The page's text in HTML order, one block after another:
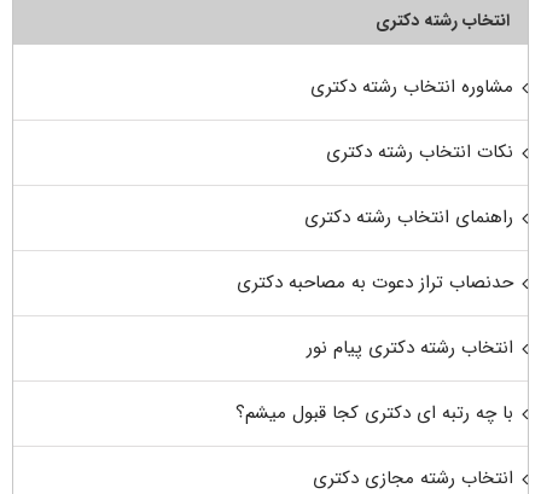
انتخاب رشته دکتری
مشاوره انتخاب رشته دکتری
نکات انتخاب رشته دکتری
راهنمای انتخاب رشته دکتری
حدنصاب تراز دعوت به مصاحبه دکتری
انتخاب رشته دکتری پیام نور
با چه رتبه ای دکتری کجا قبول میشم؟
انتخاب رشته مجازی دکتری